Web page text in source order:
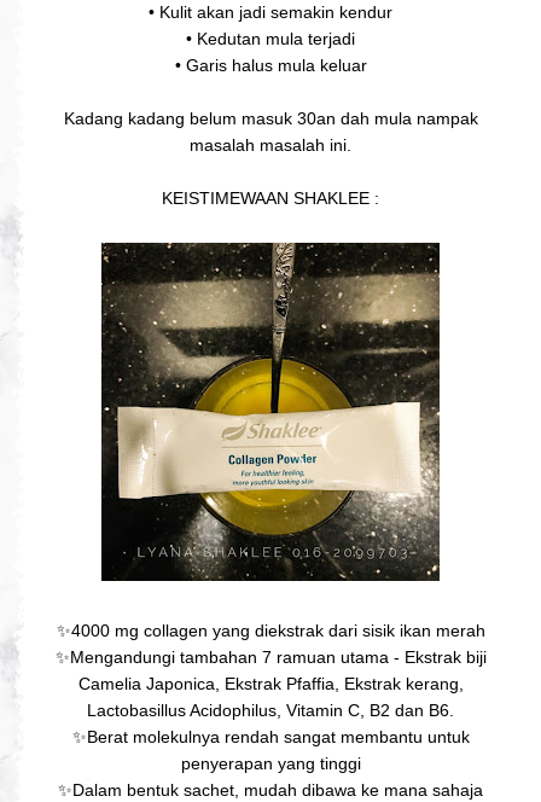
• Kulit akan jadi semakin kendur
• Kedutan mula terjadi
• Garis halus mula keluar
Kadang kadang belum masuk 30an dah mula nampak
masalah masalah ini.
KEISTIMEWAAN SHAKLEE :
✨4000 mg collagen yang diekstrak dari sisik ikan merah
✨Mengandungi tambahan 7 ramuan utama - Ekstrak biji
Camelia Japonica, Ekstrak Pfaffia, Ekstrak kerang,
Lactobasillus Acidophilus, Vitamin C, B2 dan B6.
✨Berat molekulnya rendah sangat membantu untuk
penyerapan yang tinggi
✨Dalam bentuk sachet, mudah dibawa ke mana sahaja